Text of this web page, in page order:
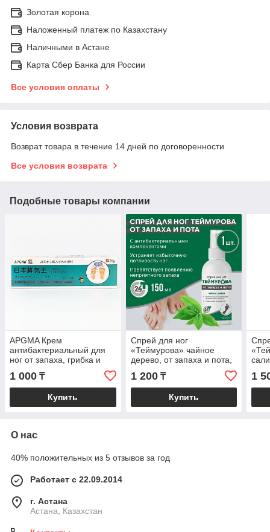
Золотая корона
Наложенный платеж по Казахстану
Наличными в Астане
Карта Сбер Банка для России
Все условия оплаты
Условия возврата
Возврат товара в течение 14 дней по договоренности
Все условия возврата
Подобные товары компании
APGMA Крем
антибактериальный для
ног от запаха, грибка и
шелушений, 20 г
1 000 ₸
Купить
Спрей для ног
«Теймурова» чайное
дерево, от запаха и пота,
1 200₸
Купить
1
О нас
40% положительных из 5 отзывов за год
Работает с 22.09.2014
г. Астана
Астана, Казахстан